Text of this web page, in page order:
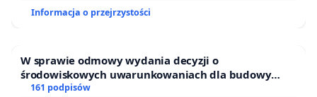
Studium korytarzowe S7 Kraków-Myślenice.
Studium Techniczno-Ekonomiczno-
Środowiskowego, które jest zlecane zewnętrznemu
Informacja o przejrzystości
W sprawie odmowy wydania decyzji o
środowiskowych uwarunkowaniach dla budowy
zakładu wytwarzania biometanu „Krynki” w
161 podpisów